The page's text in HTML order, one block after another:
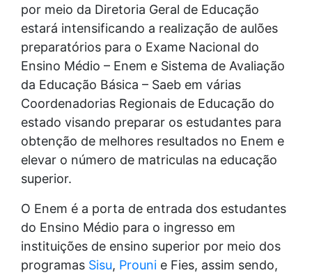
por meio da Diretoria Geral de Educação
estará intensificando a realização de aulões
preparatórios para o Exame Nacional do
Ensino Médio – Enem e Sistema de Avaliação
da Educação Básica – Saeb em várias
Coordenadorias Regionais de Educação do
estado visando preparar os estudantes para
obtenção de melhores resultados no Enem e
elevar o número de matriculas na educação
superior.
O Enem é a porta de entrada dos estudantes
do Ensino Médio para o ingresso em
instituições de ensino superior por meio dos
programas Sisu, Prouni e Fies, assim sendo,